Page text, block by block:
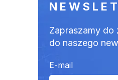
Zapraszamy do
do naszego
E-mail